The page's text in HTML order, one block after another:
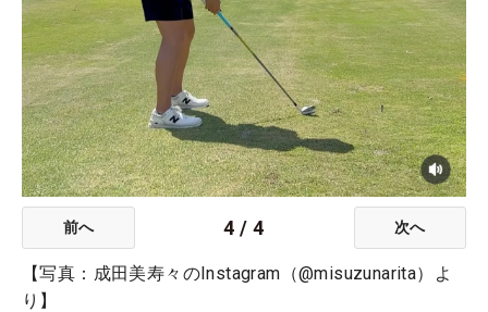
前へ 4 /4 次へ
【写真：成田美寿々のInstagram（@misuzunarita）よ
り】